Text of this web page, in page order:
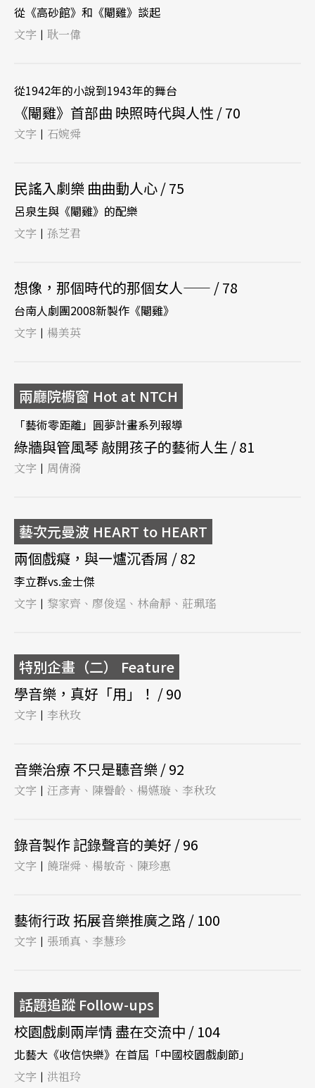
從《高砂館》和《閹雞》談起
文字 | 耿一偉
從1942年的小說到1943年的舞台
《閹雞》首部曲 映照時代與人性 / 70
文字 | 石婉舜
民謠入劇樂 曲曲動人心 / 75
呂泉生與《閹雞》的配樂
文字 | 孫芝君
想像，那個時代的那個女人—— / 78
台南人劇團2008新製作《閹雞》
文字 | 楊美英
兩廳院櫥窗 Hot at NTCH
「藝術零距離」圓夢計畫系列報導
綠牆與管風琴 敲開孩子的藝術人生 / 81
文字 | 周倩漪
藝次元曼波 HEART to HEART
兩個戲癡，與一爐沉香屑 / 82
李立群vs.金士傑
文字 | 黎家齊、廖俊逞、林侖靜、莊珮瑤
特別企畫（二） Feature
學音樂，真好「用」！ / 90
文字 | 李秋玫
音樂治療 不只是聽音樂 / 92
文字 | 汪彥青、陳譽齡、楊嬿璇、李秋玫
錄音製作 記錄聲音的美好 / 96
文字 | 饒瑞舜、楊敏奇、陳珍惠
藝術行政 拓展音樂推廣之路 / 100
文字 | 張瑀真、李慧珍
話題追蹤 Follow-ups
校園戲劇兩岸情 盡在交流中 / 104
北藝大《收信快樂》在首屆「中國校園戲劇節」
文字 | 洪祖玲